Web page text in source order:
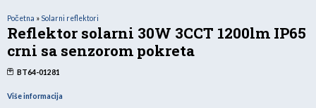
Početna » Solarni reflektori
Reflektor solarni 30W 3CCT 1200lm IP65
crni sa senzorom pokreta
BT64-01281
Više informacija